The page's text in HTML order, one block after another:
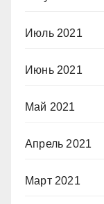
Июль 2021
Июнь 2021
Май 2021
Апрель 2021
Март 2021